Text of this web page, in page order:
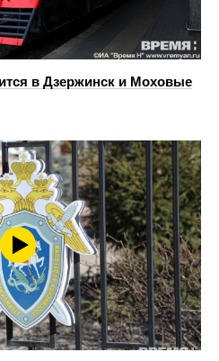
в Дзержинск и Моховые